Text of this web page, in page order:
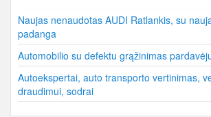
Naujas nenaudotas AUDI Ratlankis, su
padanga
Automobilio su defektu grąžinimas
Autoekspertai, auto transporto vertinimas,
draudimui, sodrai